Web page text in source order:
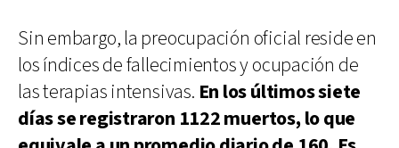
Sin embargo, la preocupación oficial reside en
los índices de fallecimientos y ocupación de
las terapias intensivas. En los últimos siete
días se registraron 1122 muertos, lo que